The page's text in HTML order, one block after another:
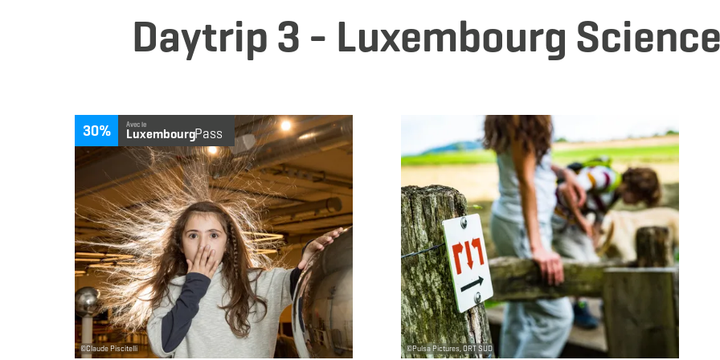
Daytrip 3 - Luxembourg
©Claude Piscitelli
30% Avec le
LuxembourgPass
©Pulsa Pictures, ORT SUD